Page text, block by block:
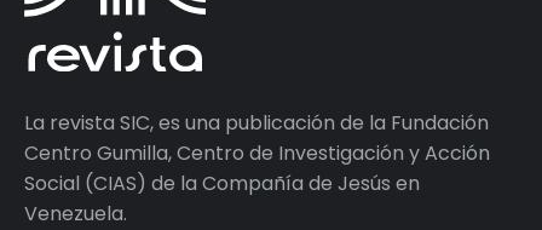
La revista SIC, es una publicación de la Fundación
Centro Gumilla, Centro de Investigación y Acción
Social (CIAS) de la Compañía de Jesús en
Venezuela.